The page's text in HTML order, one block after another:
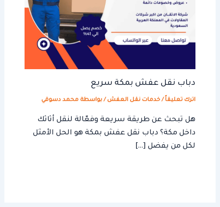
دباب نقل عفش بمكة سريع
اترك تعليقاً /خدمات نقل العفش / بواسطة محمد دسوقي
هل تبحث عن طريقة سريعة وفعّالة لنقل أثاثك
داخل مكة؟ دباب نقل عفش بمكة هو الحل الأمثل
لكل من يفضل […]